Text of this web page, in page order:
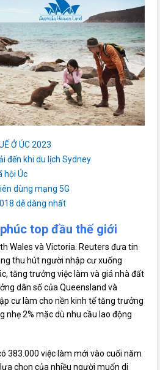
Ở ÚC 2023
đến khi du lịch Sydney
hội Úc
dùng mạng 5G
dễ dàng nhất
top đầu thế giới
Wales và Victoria. Reuters đưa tin
thu hút người nhập cư xuống
tăng trưởng việc làm và giá nhà đất
dân số của Queensland và
cư làm cho nền kinh tế tăng trưởng
nhẹ 2% mặc dù nhu cầu lao động
383.000 việc làm mới vào cuối năm
chọn của nhiều người muốn di